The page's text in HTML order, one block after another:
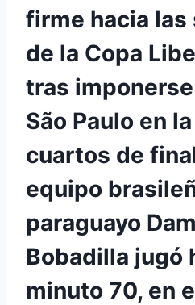
firme hacia
de la Copa
tras
São Paulo en
cuartos de
equipo
paraguayo
Bobadilla jugó
minuto 70, en